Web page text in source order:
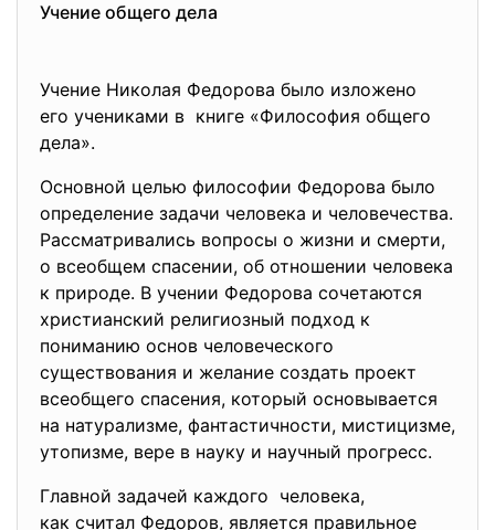
Учение общего дела
Учение Николая Федорова было изложено
его учениками в книге «Философия общего
дела».
Основной целью философии Федорова было
определение задачи человека и человечества.
Рассматривались вопросы о жизни и смерти,
о всеобщем спасении, об отношении человека
к природе. В учении Федорова сочетаются
христианский религиозный подход к
пониманию основ человеческого
существования и желание создать проект
всеобщего спасения, который основывается
на натурализме, фантастичности, мистицизме,
утопизме, вере в науку и научный прогресс.
Главной задачей каждого человека,
как считал Федоров, является правильное